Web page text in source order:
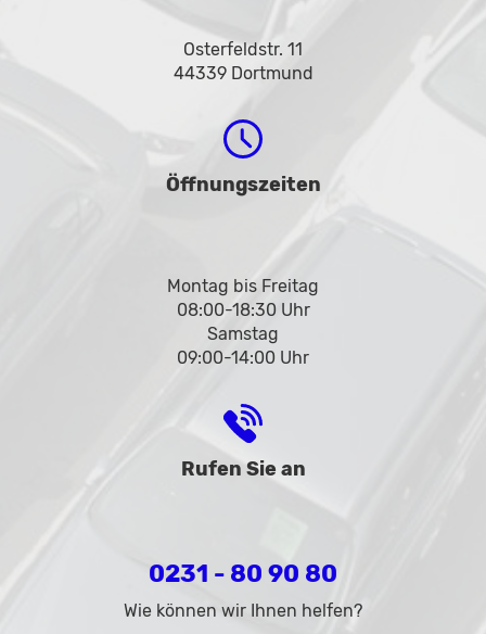
Osterfeldstr. 11
44339 Dortmund
Öffnungszeiten
Montag bis Freitag
08:00-18:30 Uhr
Samstag
09:00-14:00 Uhr
Rufen Sie an
0231 - 80 90 80
Wie können wir Ihnen helfen?